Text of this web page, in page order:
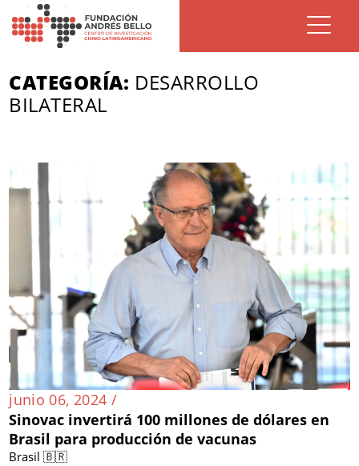
CATEGORÍA: DESARROLLO
BILATERAL
junio 06, 2024 /
Sinovac invertirá 100 millones de dólares en
Brasil para producción de vacunas
Brasil 🇧🇷